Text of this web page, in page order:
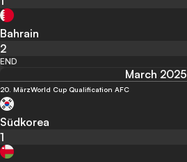
Bahrain
2
END
March 2025
20. MärzWorld Cup Qualification AFC
Südkorea
1